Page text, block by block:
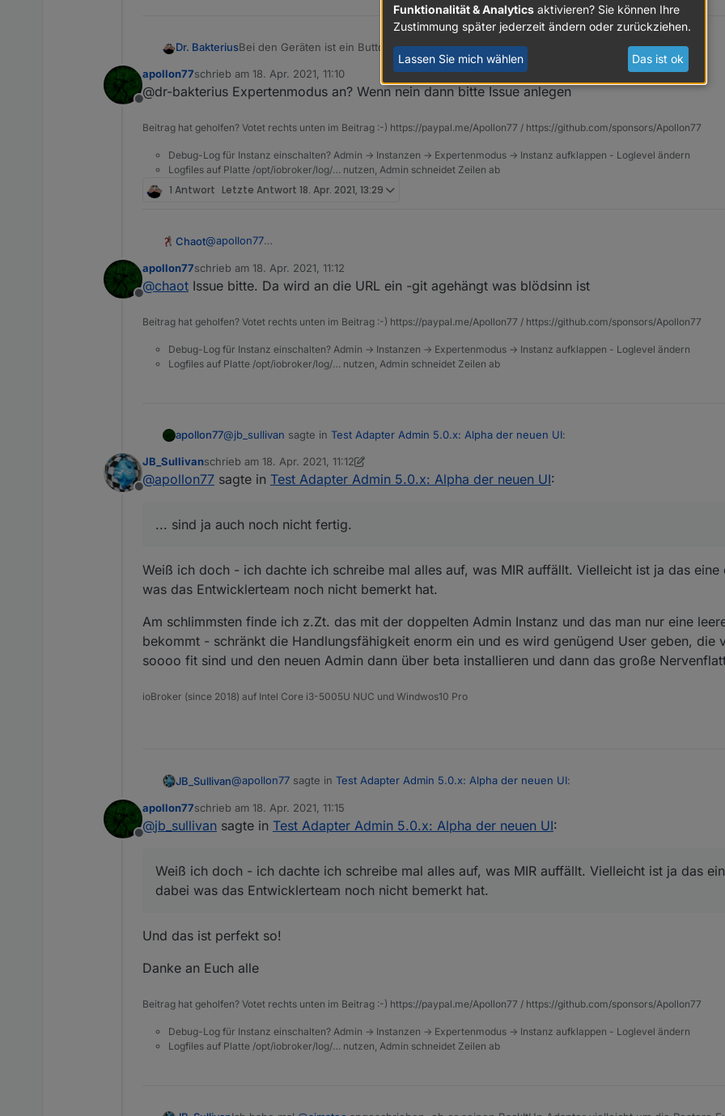
Dr. BakteriusBei den Geräten ist ein Button kein Button mehr:
Offline
apollon77schrieb am 18. Apr. 2021, 11:10
zuletzt editiert von
@dr-bakterius Expertenmodus an? Wenn nein dann bitte Issue anlegen
Beitrag hat geholfen? Votet rechts unten im Beitrag :-) https://paypal.me/Apollon77 / https://github.com/sponsors/Apollon77
Debug-Log für Instanz einschalten? Admin -> Instanzen -> Expertenmodus -> Instanz aufklappen - Loglevel ändern
Logfiles auf Platte /opt/iobroker/log/… nutzen, Admin schneidet Zeilen ab
1 Antwort Letzte Antwort 18. Apr. 2021, 13:29
Chaot@apollon77
Versucht mit dem Birthday Adapter:
$ iobroker url https://github.com/klein0r/ioBroker.birthdays.git auto --host
npm install klein0r/
host.ioBroker		2021-04-18 11:50:26.899	info	iobroker exit 25
host.ioBroker		2021-04-18 11:50:25.874	error	iobroker host.ioBroker
host.ioBroker		2021-04-18 11:49:02.026	info	iobroker npm install
Offline
apollon77schrieb am 18. Apr. 2021, 11:12
zuletzt editiert von
@chaot Issue bitte. Da wird an die URL ein -git agehängt was blödsinn ist
Beitrag hat geholfen? Votet rechts unten im Beitrag :-) https://paypal.me/Apollon77 / https://github.com/sponsors/Apollon77
Debug-Log für Instanz einschalten? Admin -> Instanzen -> Expertenmodus -> Instanz aufklappen - Loglevel ändern
Logfiles auf Platte /opt/iobroker/log/… nutzen, Admin schneidet Zeilen ab
apollon77@jb_sullivan sagte in Test Adapter Admin 5.0.x: Alpha der neuen UI:
Alles sehr gewöhnungsbedürftig in der Ansicht, speziell Adapter und Instanzen, aber bis lang
Offline
JB_Sullivanschrieb am 18. Apr. 2021, 11:12
zuletzt editiert von JB_Sullivan
@apollon77 sagte in Test Adapter Admin 5.0.x: Alpha der neuen UI:
... sind ja auch noch nicht fertig.
Weiß ich doch - ich dachte ich schreibe mal alles auf, was MIR auffällt. Vielleicht ist ja das eine
was das Entwicklerteam noch nicht bemerkt hat.
Am schlimmsten finde ich z.Zt. das mit der doppelten Admin Instanz und das man nur eine
bekommt - schränkt die Handlungsfähigkeit enorm ein und es wird genügend User geben, die
soooo fit sind und den neuen Admin dann über beta installieren und dann das große
ioBroker (since 2018) auf Intel Core i3-5005U NUC und Windwos10 Pro
JB_Sullivan@apollon77 sagte in Test Adapter Admin 5.0.x: Alpha der neuen UI:
... sind ja auch noch nicht fertig.
Weiß ich doch - ich dachte ich schreibe mal alles auf, was MIR auffällt. Vielleicht ist ja das eine
Am schlimmsten finde ich z.Zt. das mit der doppelten Admin Instanz und das man nur eine leere
sind und den neuen Admin dann über beta installieren und dann das große Nervenflattern
Offline
apollon77schrieb am 18. Apr. 2021, 11:15
zuletzt editiert von
@jb_sullivan sagte in Test Adapter Admin 5.0.x: Alpha der neuen UI:
Weiß ich doch - ich dachte ich schreibe mal alles auf, was MIR auffällt. Vielleicht ist ja das
dabei was das Entwicklerteam noch nicht bemerkt hat.
Und das ist perfekt so!
Danke an Euch alle
Beitrag hat geholfen? Votet rechts unten im Beitrag :-) https://paypal.me/Apollon77 / https://github.com/sponsors/Apollon77
Debug-Log für Instanz einschalten? Admin -> Instanzen -> Expertenmodus -> Instanz aufklappen - Loglevel ändern
Logfiles auf Platte /opt/iobroker/log/… nutzen, Admin schneidet Zeilen ab
Funktionalität & Analytics aktivieren? Sie können Ihre
Zustimmung später jederzeit ändern oder zurückziehen.
Lassen Sie mich wählen Das ist ok